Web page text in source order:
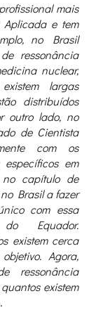
mais
e tem
no Brasil
ressonância
nuclear,
largas
distribuídos
outro lado, no
de Cientista
com os
específicos em
no capítulo de
Brasil a fazer
com essa
Equador.
existem cerca
Agora,
ressonância
existem